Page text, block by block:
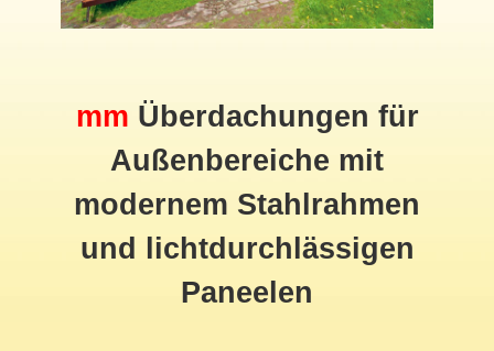
mm Überdachungen für
Außenbereiche mit
modernem Stahlrahmen
und lichtdurchlässigen
Paneelen